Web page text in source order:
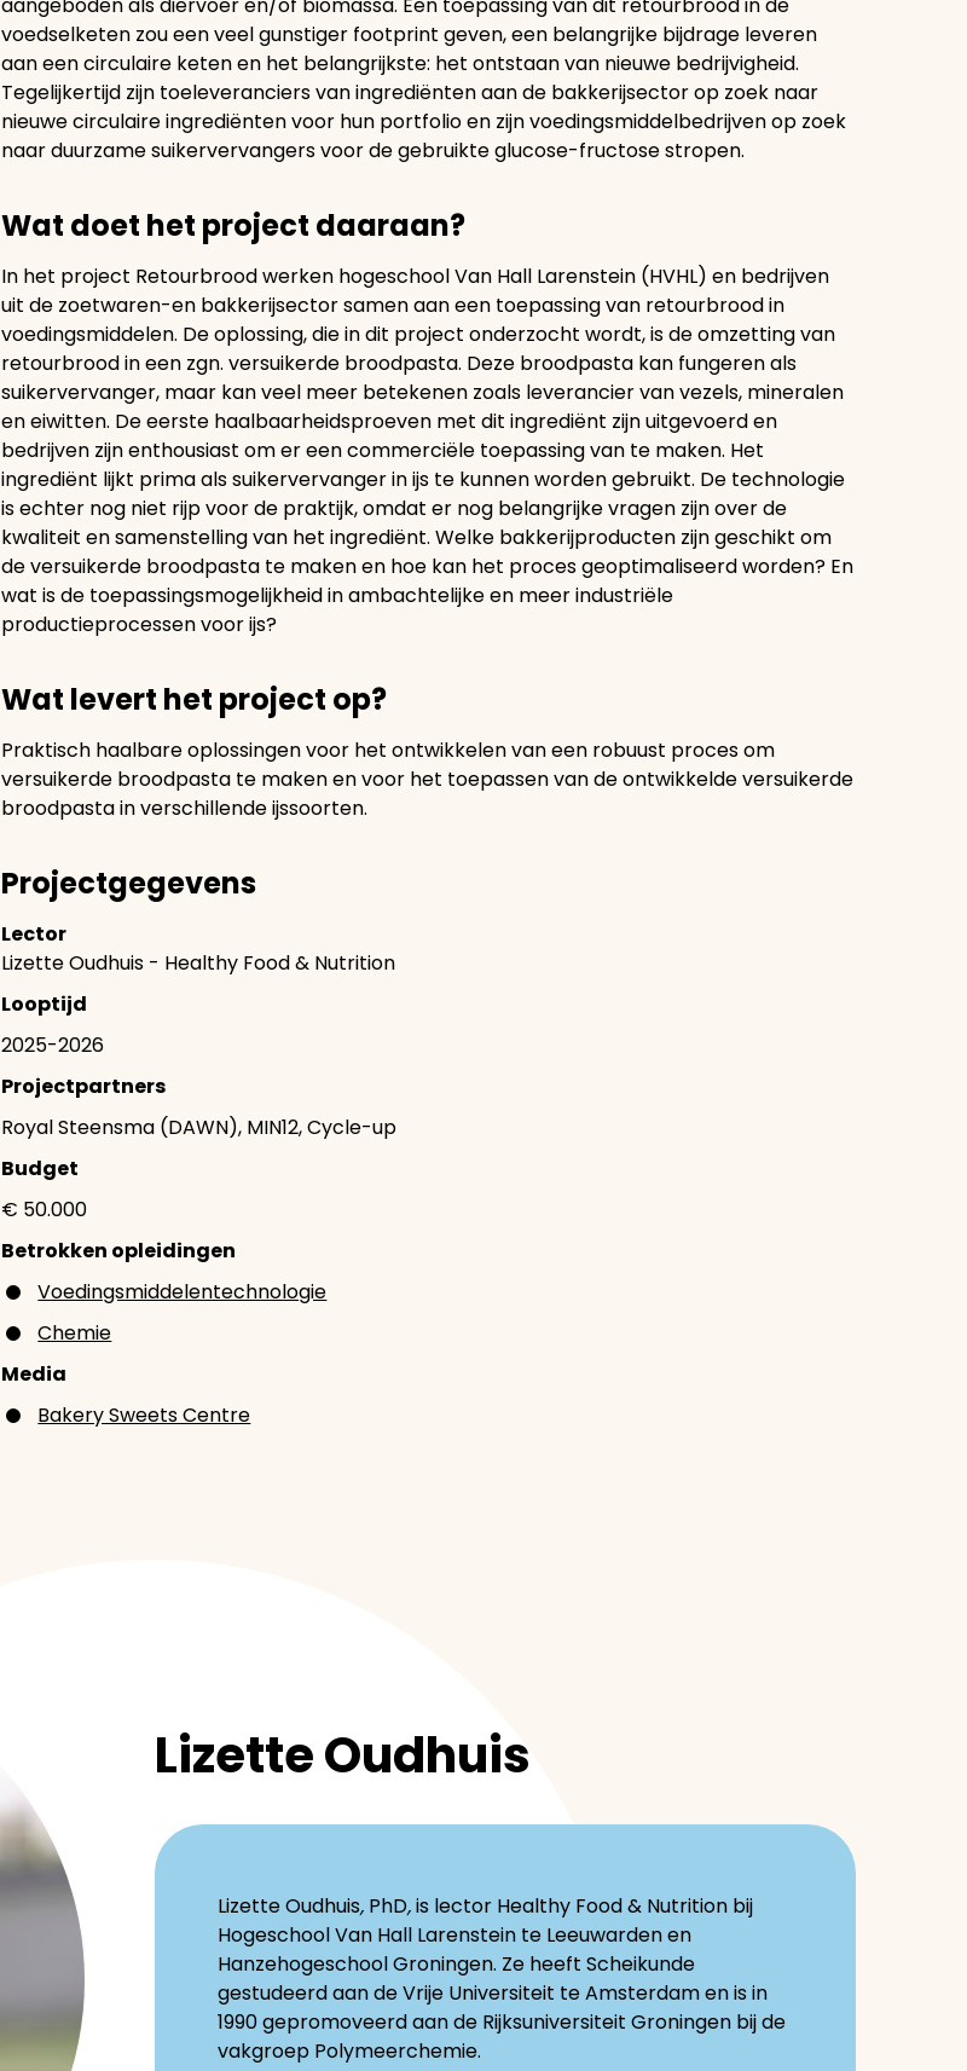
voedselketen zou een veel gunstiger footprint geven, een belangrijke bijdrage leveren
aan een circulaire keten en het belangrijkste: het ontstaan van nieuwe bedrijvigheid.
Tegelijkertijd zijn toeleveranciers van ingrediënten aan de bakkerijsector op zoek naar
nieuwe circulaire ingrediënten voor hun portfolio en zijn voedingsmiddelbedrijven op zoek
naar duurzame suikervervangers voor de gebruikte glucose-fructose stropen.
Wat doet het project daaraan?
In het project Retourbrood werken hogeschool Van Hall Larenstein (HVHL) en bedrijven
uit de zoetwaren-en bakkerijsector samen aan een toepassing van retourbrood in
voedingsmiddelen. De oplossing, die in dit project onderzocht wordt, is de omzetting van
retourbrood in een zgn. versuikerde broodpasta. Deze broodpasta kan fungeren als
suikervervanger, maar kan veel meer betekenen zoals leverancier van vezels, mineralen
en eiwitten. De eerste haalbaarheidsproeven met dit ingrediënt zijn uitgevoerd en
bedrijven zijn enthousiast om er een commerciële toepassing van te maken. Het
ingrediënt lijkt prima als suikervervanger in ijs te kunnen worden gebruikt. De technologie
is echter nog niet rijp voor de praktijk, omdat er nog belangrijke vragen zijn over de
kwaliteit en samenstelling van het ingrediënt. Welke bakkerijproducten zijn geschikt om
de versuikerde broodpasta te maken en hoe kan het proces geoptimaliseerd worden? En
wat is de toepassingsmogelijkheid in ambachtelijke en meer industriële
productieprocessen voor ijs?
Wat levert het project op?
Praktisch haalbare oplossingen voor het ontwikkelen van een robuust proces om
versuikerde broodpasta te maken en voor het toepassen van de ontwikkelde versuikerde
broodpasta in verschillende ijssoorten.
Projectgegevens
Lector
Lizette Oudhuis - Healthy Food & Nutrition
Looptijd
2025-2026
Projectpartners
Royal Steensma (DAWN), MIN12, Cycle-up
Budget
€ 50.000
Betrokken opleidingen
Voedingsmiddelentechnologie
Chemie
Media
Bakery Sweets Centre
Lizette Oudhuis
Lizette Oudhuis, PhD,is lector Healthy Food & Nutrition bij
Hogeschool Van Hall Larenstein te Leeuwarden en
Hanzehogeschool Groningen. Ze heeft Scheikunde
gestudeerd aan de Vrije Universiteit te Amsterdam en is in
1990 gepromoveerd aan de Rijksuniversiteit Groningen bij de
vakgroep Polymeerchemie.